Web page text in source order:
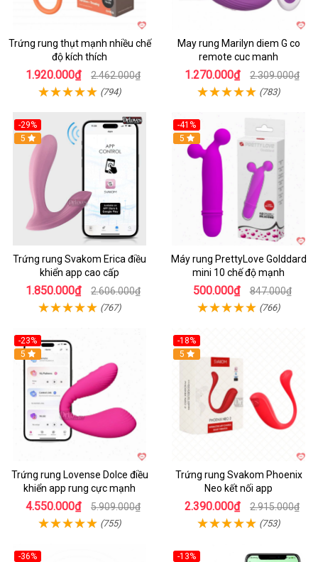
Trứng rung thụt mạnh nhiều chế
độ kích thích
1.920.000₫ 2.462.000₫
(794)
May rung Marilyn diem G co
remote cuc manh
1.270.000₫ 2.309.000₫
(783)
-29%
Hot
5
Trứng rung Svakom Erica điều
khiển app cao cấp
1.850.000₫ 2.606.000₫
(767)
-41%
Hot
5
Máy rung PrettyLove Golddard
mini 10 chế độ mạnh
500.000₫ 847.000₫
(766)
-23%
Hot
5
Trứng rung Lovense Dolce điều
khiển app rung cực mạnh
4.550.000₫ 5.909.000₫
(755)
-18%
Hot
5
Trứng rung Svakom Phoenix
Neo kết nối app
2.390.000₫ 2.915.000₫
(753)
-36% -13%